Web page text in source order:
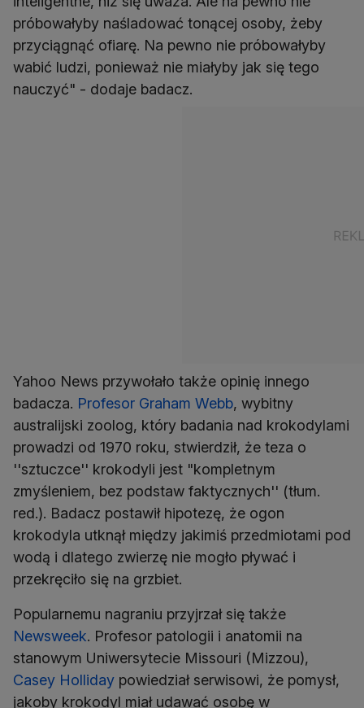
próbowałyby naśladować tonącej osoby, żeby
przyciągnąć ofiarę. Na pewno nie próbowałyby
wabić ludzi, ponieważ nie miałyby jak się tego
nauczyć" - dodaje badacz.
Yahoo News przywołało także opinię innego
badacza. Profesor Graham Webb, wybitny
australijski zoolog, który badania nad krokodylami
prowadzi od 1970 roku, stwierdził, że teza o
''sztuczce'' krokodyli jest "kompletnym
zmyśleniem, bez podstaw faktycznych'' (tłum.
red.). Badacz postawił hipotezę, że ogon
krokodyla utknął między jakimiś przedmiotami pod
wodą i dlatego zwierzę nie mogło pływać i
przekręciło się na grzbiet.
Popularnemu nagraniu przyjrzał się także
Newsweek. Profesor patologii i anatomii na
stanowym Uniwersytecie Missouri (Mizzou),
Casey Holliday powiedział serwisowi, że pomysł,
jakoby krokodyl miał udawać osobę w